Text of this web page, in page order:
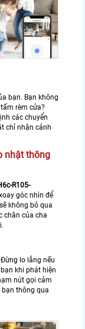
bạn. Bạn không
rèm cửa?
các chuyển
chỉ nhận cảnh
nhật thông
R105-
góc nhìn để
không bỏ qua
chân của cha
lo lắng nếu
khi phát hiện
nút gọi cảm
bạn thông qua